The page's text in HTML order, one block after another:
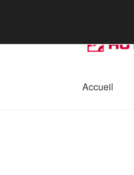
à
navigation
au
Accueil